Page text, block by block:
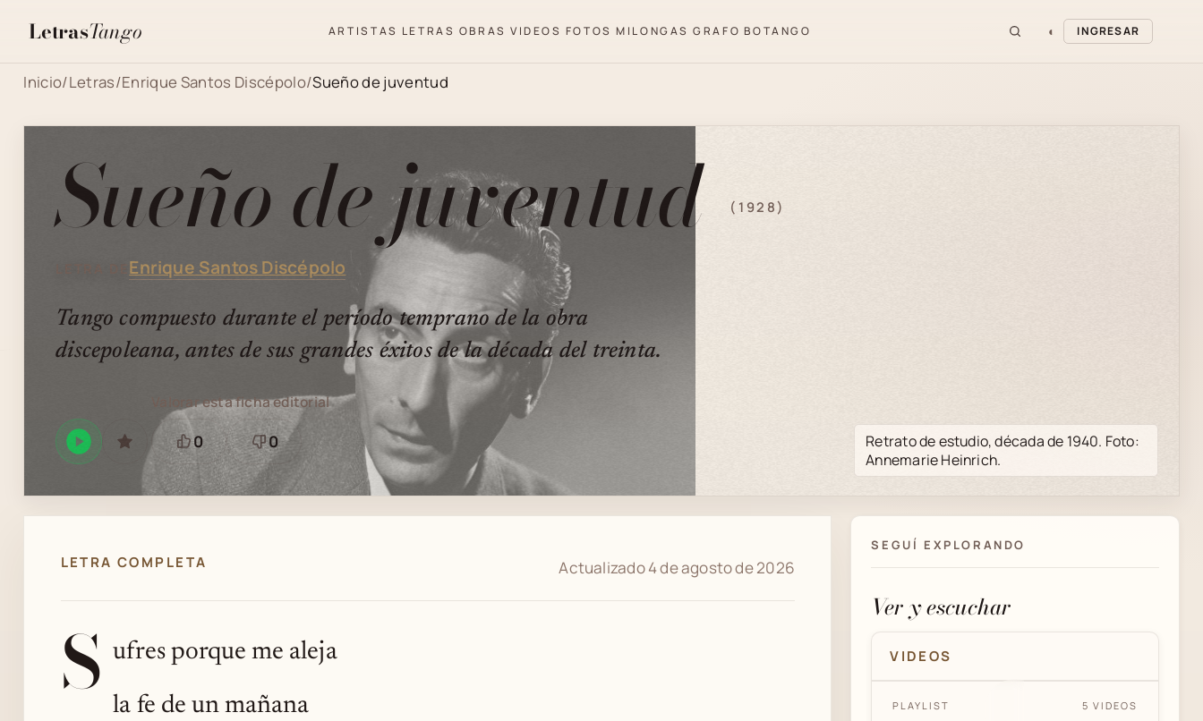
LetrasTango ARTISTAS LETRAS OBRAS VIDEOS FOTOS MILONGAS GRAFO BOTANGO ◐ INGRESAR
Inicio/Letras/Enrique Santos Discépolo/Sueño de juventud
Sueño de juventud (1928)
Enrique Santos Discépolo
Tango compuesto durante el período temprano de la obra
discepoleana, antes de sus grandes éxitos de la década del treinta.
Reproducir
Spotify
GUARDAR
Valorar esta ficha editorial
Está
bien
0
Necesita
revisión
0
Retrato de estudio, década de 1940. Foto:
Annemarie Heinrich.
LETRA COMPLETA Actualizado 4 de agosto de 2026
S ufres porque me aleja
la fe de un mañana
SEGUÍ EXPLORANDO
Ver y escuchar
VIDEOS
PLAYLIST 5 VIDEOS